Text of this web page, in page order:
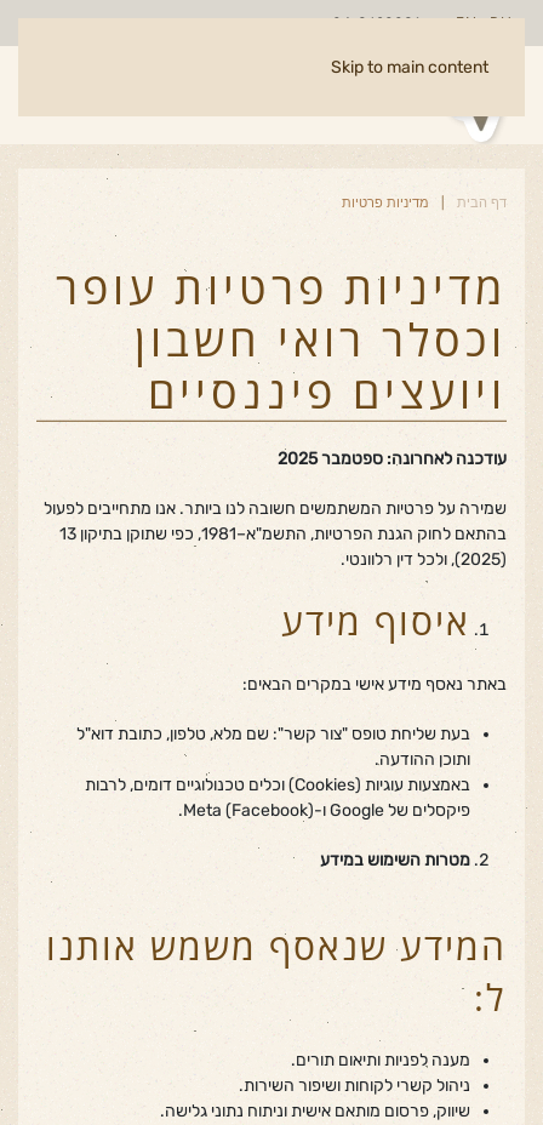
Skip to main content
RU
EN
04-8620081
דף הבית מדיניות פרטיות
מדיניות פרטיות עופר
וכסלר רואי חשבון
ויועצים פיננסיים
עודכנה לאחרונה: ספטמבר 2025
שמירה על פרטיות המשתמשים חשובה לנו ביותר. אנו מתחייבים לפעול
בהתאם לחוק הגנת הפרטיות, התשמ"א–1981, כפי שתוקן בתיקון 13
(2025), ולכל דין רלוונטי.
איסוף מידע
באתר נאסף מידע אישי במקרים הבאים:
בעת שליחת טופס "צור קשר": שם מלא, טלפון, כתובת דוא"ל
ותוכן ההודעה.
באמצעות עוגיות (Cookies) וכלים טכנולוגיים דומים, לרבות
פיקסלים של Google ו-Meta (Facebook).
מטרות השימוש במידע
המידע שנאסף משמש אותנו
ל:
מענה לפניות ותיאום תורים.
ניהול קשרי לקוחות ושיפור השירות.
שיווק, פרסום מותאם אישית וניתוח נתוני גלישה.